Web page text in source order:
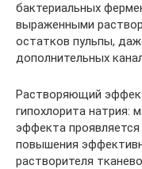
бактериальных
выраженными
остатков пульпы,
дополнительных
Растворяющий
гипохлорита натрия:
эффекта
повышения
растворителя